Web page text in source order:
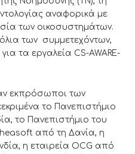
αναφορικά με
των οικοσυστημάτων.
των συμμετεχόντων,
τα εργαλεία CS-AWARE-
εκπρόσωποι των
το Πανεπιστήμιο
το Πανεπιστήμιο του
από τη Δανία, η
η εταιρεία OCG από